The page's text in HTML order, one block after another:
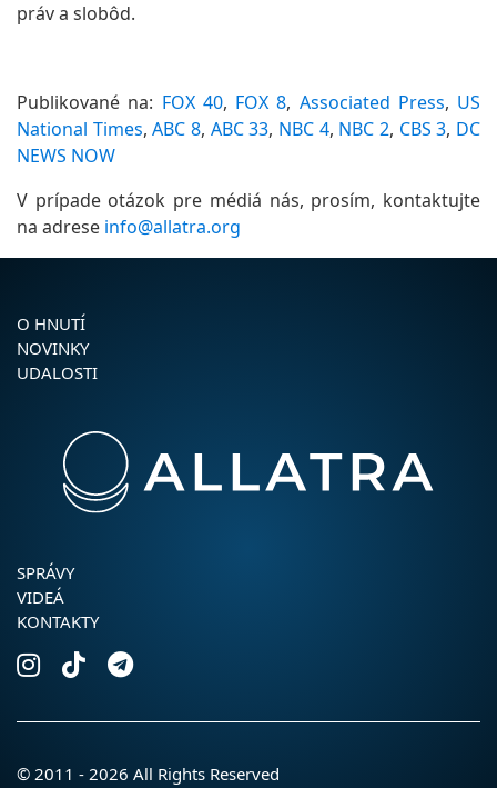
práv a slobôd.
Publikované na: FOX 40, FOX 8, Associated Press, US
National Times,ABC 8, ABC 33, NBC 4, NBC 2, CBS 3, DC
NEWS NOW
V prípade otázok pre médiá nás, prosím, kontaktujte
na adrese info@allatra.org
O HNUTÍ
NOVINKY
UDALOSTI
SPRÁVY
VIDEÁ
KONTAKTY
© 2011 - 2026 All Rights Reserved